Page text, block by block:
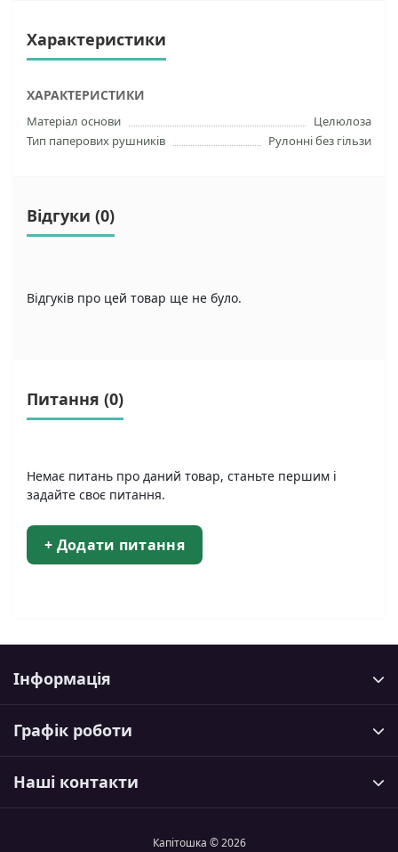
Характеристики
ХАРАКТЕРИСТИКИ
Матеріал основи
Целюлоза
Тип паперових рушників
Рулонні без гільзи
Відгуки (0)
Відгуків про цей товар ще не було.
Питання (0)
Немає питань про даний товар, станьте першим і
задайте своє питання.
+ Додати питання
Інформація
Графік роботи
Наші контакти
Капітошка © 2026